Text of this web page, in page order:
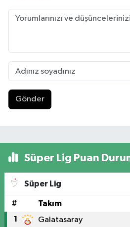
Gönder
Süper Lig Puan
Süper Lig
# Takım
1 Galatasaray